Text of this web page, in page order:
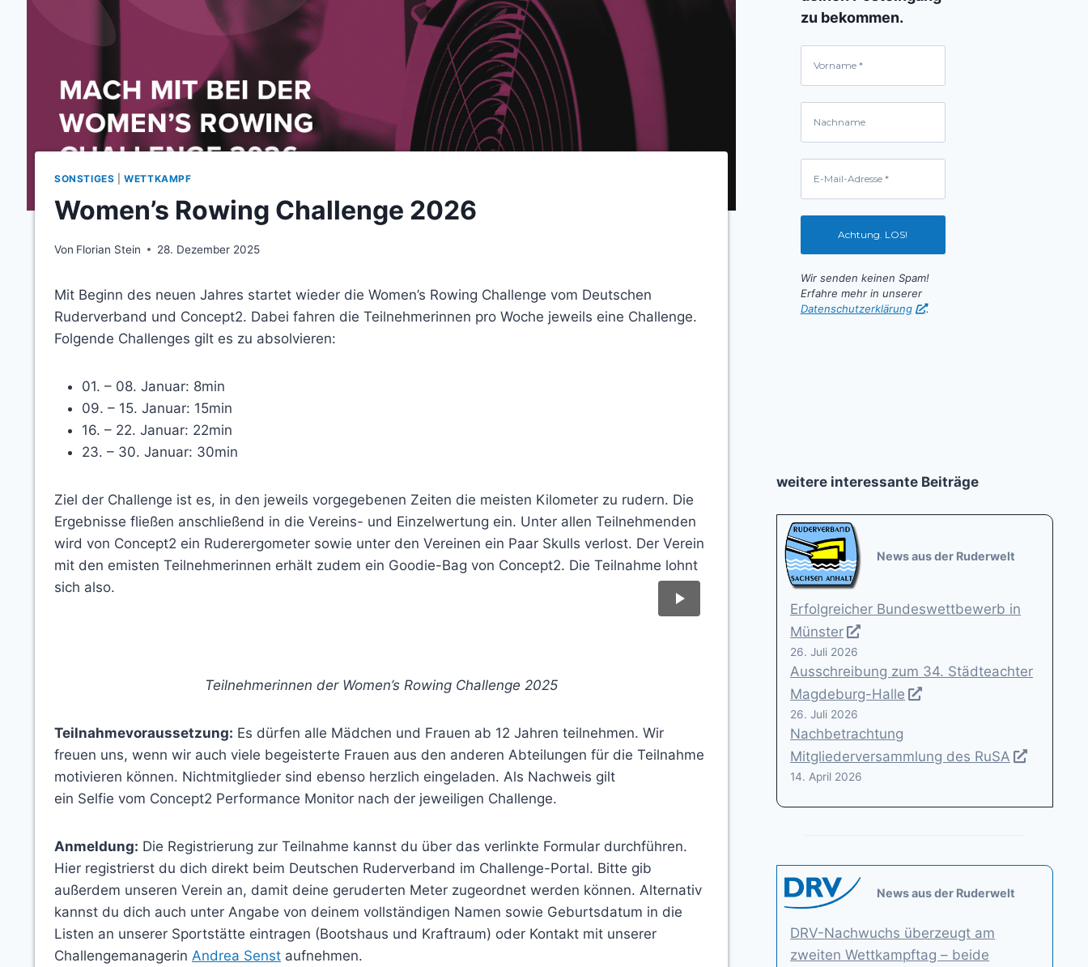
SONSTIGES |WETTKAMPF
Women’s Rowing Challenge 2026
Von Florian Stein 28. Dezember 2025
Mit Beginn des neuen Jahres startet wieder die Women’s Rowing Challenge vom Deutschen
Ruderverband und Concept2. Dabei fahren die Teilnehmerinnen pro Woche jeweils eine Challenge.
Folgende Challenges gilt es zu absolvieren:
01. – 08. Januar: 8min
09. – 15. Januar: 15min
16. – 22. Januar: 22min
23. – 30. Januar: 30min
Ziel der Challenge ist es, in den jeweils vorgegebenen Zeiten die meisten Kilometer zu rudern. Die
Ergebnisse fließen anschließend in die Vereins- und Einzelwertung ein. Unter allen Teilnehmenden
wird von Concept2 ein Ruderergometer sowie unter den Vereinen ein Paar Skulls verlost. Der Verein
mit den emisten Teilnehmerinnen erhält zudem ein Goodie-Bag von Concept2. Die Teilnahme lohnt
sich also.
Teilnehmerinnen der Women’s Rowing Challenge 2025
Teilnahmevoraussetzung: Es dürfen alle Mädchen und Frauen ab 12 Jahren teilnehmen. Wir
freuen uns, wenn wir auch viele begeisterte Frauen aus den anderen Abteilungen für die Teilnahme
motivieren können. Nichtmitglieder sind ebenso herzlich eingeladen. Als Nachweis gilt
ein Selfie vom Concept2 Performance Monitor nach der jeweiligen Challenge.
Anmeldung: Die Registrierung zur Teilnahme kannst du über das verlinkte Formular durchführen.
Hier registrierst du dich direkt beim Deutschen Ruderverband im Challenge-Portal. Bitte gib
außerdem unseren Verein an, damit deine geruderten Meter zugeordnet werden können. Alternativ
kannst du dich auch unter Angabe von deinem vollständigen Namen sowie Geburtsdatum in die
Listen an unserer Sportstätte eintragen (Bootshaus und Kraftraum) oder Kontakt mit unserer
Challengemanagerin Andrea Senst aufnehmen.
zu bekommen.
Wir senden keinen Spam!
Erfahre mehr in unserer
Datenschutzerklärung
.
weitere interessante Beiträge
News aus der Ruderwelt
Erfolgreicher Bundeswettbewerb in
Münster
26. Juli 2026
Ausschreibung zum 34. Städteachter
Magdeburg-Halle
26. Juli 2026
Nachbetrachtung
Mitgliederversammlung des RuSA
14. April 2026
News aus der Ruderwelt
DRV-Nachwuchs überzeugt am
zweiten Wettkampftag – beide